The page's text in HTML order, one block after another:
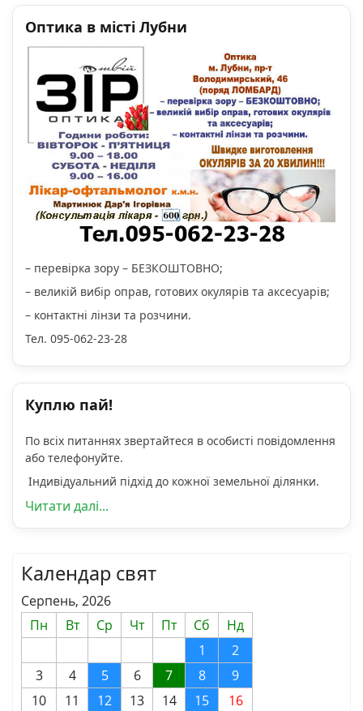
Оптика в місті Лубни
– перевірка зору – БЕЗКОШТОВНО;
– великій вибір оправ, готових окулярів та аксесуарів;
– контактні лінзи та розчини.
Тел. 095-062-23-28
Куплю пай!
По всіх питаннях звертайтеся в особисті повідомлення
або телефонуйте.
Індивідуальний підхід до кожної земельної ділянки.
Читати далі...
Календар свят
Серпень, 2026
Пн
Вт Ср Чт Пт Сб
Нд
1
2
3
4 5 6 7 8
9
10
11 12 13 14 15
16